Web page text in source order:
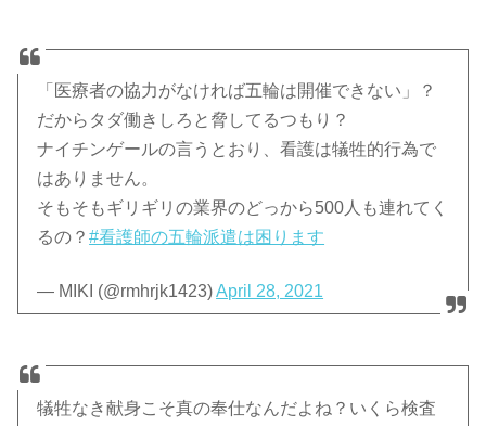
「医療者の協力がなければ五輪は開催できない」？
だからタダ働きしろと脅してるつもり？
ナイチンゲールの言うとおり、看護は犠牲的行為で
はありません。
そもそもギリギリの業界のどっから500人も連れてく
るの？#看護師の五輪派遣は困ります
— MIKI (@rmhrjk1423)April 28, 2021
犠牲なき献身こそ真の奉仕なんだよね？いくら検査